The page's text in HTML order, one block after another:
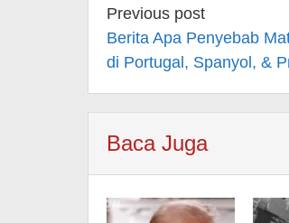
Post
navigation
Previous post
Berita Apa Penyebab
di Portugal, Spanyol, &
Baca Juga